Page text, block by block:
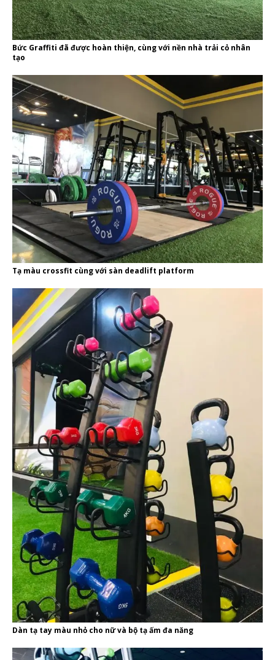
Bức Graffiti đã được hoàn thiện, cùng với nền nhà trải cỏ nhân
tạo
Tạ màu crossfit cùng với sàn deadlift platform
Dàn tạ tay màu nhỏ cho nữ và bộ tạ ấm đa năng